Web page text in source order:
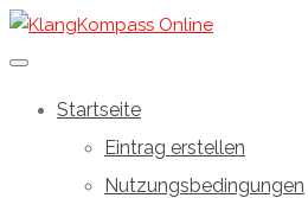
Startseite
Eintrag erstellen
Nutzungsbedingungen